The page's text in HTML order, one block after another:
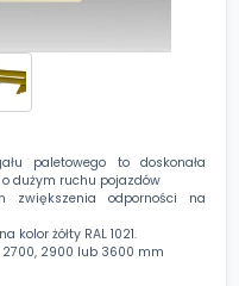
paletowego to doskonała
dużym ruchu pojazdów
zwiększenia odporności na
kolor żółty RAL 1021.
2700, 2900 lub 3600 mm